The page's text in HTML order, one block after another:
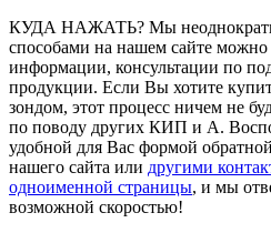
КУДА НАЖАТЬ? Мы
способами на нашем сайте можно
информации, консультации по
продукции. Если Вы хотите
зондом, этот процесс ничем не
по поводу других КИП и А.
удобной для Вас формой
нашего сайта или другими
одноименной страницы, и мы
возможной скоростью!